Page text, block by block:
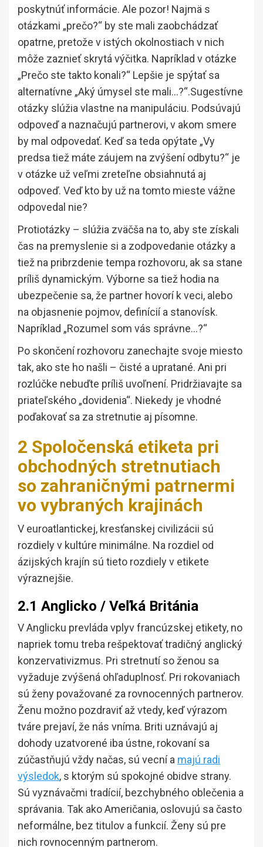
poskytnúť informácie. Ale pozor! Najmä s
otázkami „prečo?“ by ste mali zaobchádzať
opatrne, pretože v istých okolnostiach v nich
môže zaznieť skrytá výčitka. Napríklad v otázke
„Prečo ste takto konali?“ Lepšie je spýtať sa
alternatívne „Aký úmysel ste mali…?“.Sugestívne
otázky slúžia vlastne na manipuláciu. Podsúvajú
odpoveď a naznačujú partnerovi, v akom smere
by mal odpovedať. Keď sa teda opýtate „Vy
predsa tiež máte záujem na zvýšení odbytu?“ je
v otázke už veľmi zreteľne obsiahnutá aj
odpoveď. Veď kto by už na tomto mieste vážne
odpovedal nie?
Protiotázky – slúžia zväčša na to, aby ste získali
čas na premyslenie si a zodpovedanie otázky a
tiež na pribrzdenie tempa rozhovoru, ak sa stane
príliš dynamickým. Výborne sa tiež hodia na
ubezpečenie sa, že partner hovorí k veci, alebo
na objasnenie pojmov, definícií a stanovísk.
Napríklad „Rozumel som vás správne…?“
Po skončení rozhovoru zanechajte svoje miesto
tak, ako ste ho našli – čisté a upratané. Ani pri
rozlúčke nebuďte príliš uvoľnení. Pridržiavajte sa
priateľského „dovidenia“. Niekedy je vhodné
poďakovať sa za stretnutie aj písomne.
2 Spoločenská etiketa pri
obchodných stretnutiach
so zahraničnými patrnermi
vo vybraných krajinách
V euroatlantickej, kresťanskej civilizácii sú
rozdiely v kultúre minimálne. Na rozdiel od
ázijských krajín sú tieto rozdiely v etikete
výraznejšie.
2.1 Anglicko / Veľká Británia
V Anglicku prevláda vplyv francúzskej etikety, no
napriek tomu treba rešpektovať tradičný anglický
konzervativizmus. Pri stretnutí so ženou sa
vyžaduje zvýšená ohľaduplnosť. Pri rokovaniach
sú ženy považované za rovnocenných partnerov.
Ženu možno pozdraviť až vtedy, keď výrazom
tváre prejaví, že nás vníma. Briti uznávajú aj
dohody uzatvorené iba ústne, rokovaní sa
zúčastňujú vždy načas, sú vecní a majú radi
výsledok, s ktorým sú spokojné obidve strany.
Sú vyznávačmi tradícií, bezchybného oblečenia a
správania. Tak ako Američania, oslovujú sa často
neformálne, bez titulov a funkcií. Ženy sú pre
nich rovnocenným partnerom.